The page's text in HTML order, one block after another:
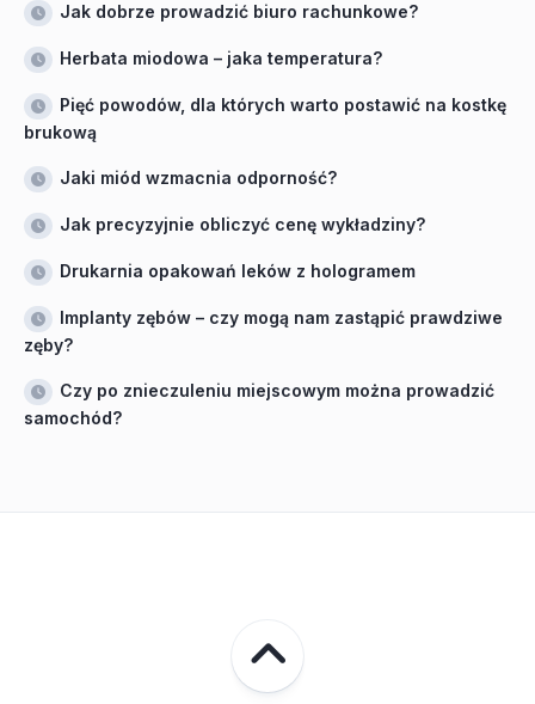
Jak dobrze prowadzić biuro rachunkowe?
Herbata miodowa – jaka temperatura?
Pięć powodów, dla których warto postawić na kostkę
brukową
Jaki miód wzmacnia odporność?
Jak precyzyjnie obliczyć cenę wykładziny?
Drukarnia opakowań leków z hologramem
Implanty zębów – czy mogą nam zastąpić prawdziwe
zęby?
Czy po znieczuleniu miejscowym można prowadzić
samochód?